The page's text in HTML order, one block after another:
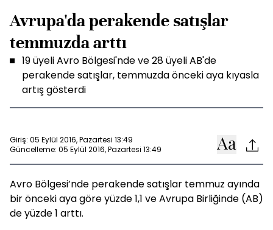
Avrupa'da perakende satışlar
temmuzda arttı
19 üyeli Avro Bölgesi'nde ve 28 üyeli AB'de
perakende satışlar, temmuzda önceki aya kıyasla
artış gösterdi
Giriş: 05 Eylül 2016, Pazartesi 13:49
Güncelleme: 05 Eylül 2016, Pazartesi 13:49
Avro Bölgesi’nde perakende satışlar temmuz ayında
bir önceki aya göre yüzde 1,1 ve Avrupa Birliğinde (AB)
de yüzde 1 arttı.